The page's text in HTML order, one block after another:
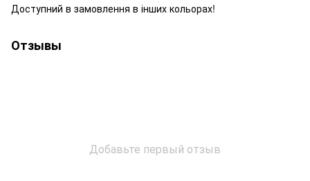
Доступний в замовлення в інших кольорах!
Отзывы
Добавьте первый отзыв